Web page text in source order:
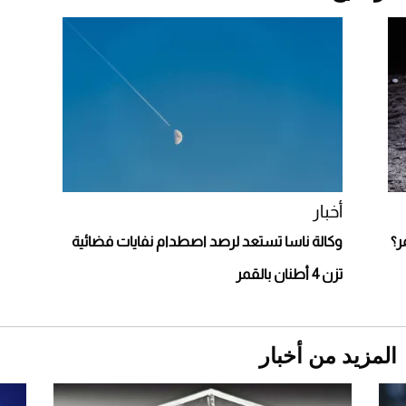
أغلى 10 عطور في العالم للرجال تمنحك فخامة
2026-07-25
أخبار
وكالة ناسا تستعد لرصد اصطدام نفايات فضائية
تزن 4 أطنان بالقمر
المزيد من أخبار